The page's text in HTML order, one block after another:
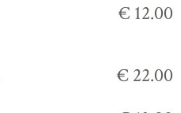
€ 12.00
€ 22.00